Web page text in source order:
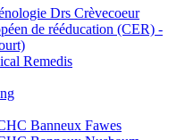
Drs Crèvecoeur
de rééducation (CER) -
Remedis
Banneux Fawes